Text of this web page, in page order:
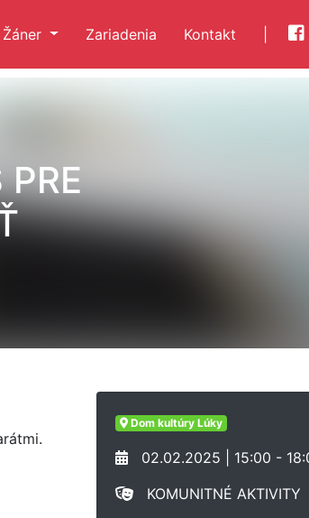
Žáner Zariadenia Kontakt
Dom kultúry Lúky
02.02.2025 | 15:00 -
KOMUNITNÉ AKTIVITY